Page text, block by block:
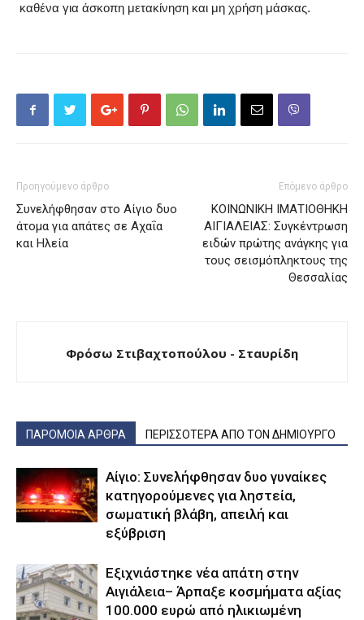
καθένα για άσκοπη μετακίνηση και μη χρήση μάσκας.
Προηγούμενο άρθρο
Συνελήφθησαν στο Αίγιο δυο
άτομα για απάτες σε Αχαΐα
και Ηλεία
Επόμενο άρθρο
ΚΟΙΝΩΝΙΚΗ ΙΜΑΤΙΟΘΗΚΗ
ΑΙΓΙΑΛΕΙΑΣ: Συγκέντρωση
ειδών πρώτης ανάγκης για
τους σεισμόπληκτους της
Θεσσαλίας
Φρόσω Στιβαχτοπούλου - Σταυρίδη
ΠΑΡΟΜΟΙΑ ΑΡΘΡΑ ΠΕΡΙΣΣΟΤΕΡΑ ΑΠΟ ΤΟΝ ΔΗΜΙΟΥΡΓΟ
Αίγιο: Συνελήφθησαν δυο γυναίκες
κατηγορούμενες για ληστεία,
σωματική βλάβη, απειλή και
εξύβριση
Εξιχνιάστηκε νέα απάτη στην
Αιγιάλεια– Άρπαξε κοσμήματα αξίας
100.000 ευρώ από ηλικιωμένη